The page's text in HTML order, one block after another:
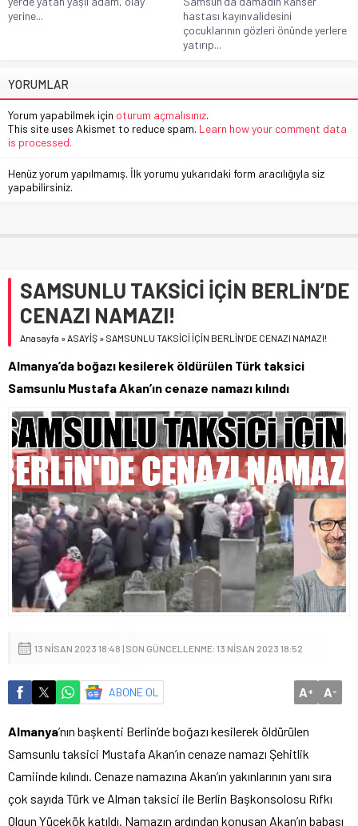
yerine...
hastası kayınvalidesini
çocuklarının gözleri önünde yerlere
yatırıp...
YORUMLAR
Yorum yapabilmek için oturum açmalısınız.
This site uses Akismet to reduce spam. Learn how your comment data
is processed.
Henüz yorum yapılmamış. İlk yorumu yukarıdaki form aracılığıyla siz
yapabilirsiniz.
SAMSUNLU TAKSİCİ İÇİN BERLİN’DE
CENAZI NAMAZI!
Anasayfa »ASAYİŞ » SAMSUNLU TAKSİCİ İÇİN BERLİN’DE CENAZI NAMAZI!
Almanya’da boğazı kesilerek öldürülen Türk taksici
Samsunlu Mustafa Akan’ın cenaze namazı kılındı
13 NISAN 2023 18:48 | SON GÜNCELLENME: 13 NISAN 2023 18:52
ABONE OL A+ A-
Almanya’nın başkenti Berlin’de boğazı kesilerek öldürülen
Samsunlu taksici Mustafa Akan’ın cenaze namazı Şehitlik
Camiinde kılındı. Cenaze namazına Akan’ın yakınlarının yanı sıra
çok sayıda Türk ve Alman taksici ile Berlin Başkonsolosu Rıfkı
Olgun Yücekök katıldı. Namazın ardından konuşan Akan’ın babası